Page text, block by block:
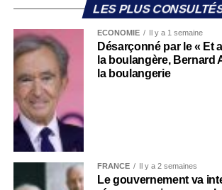
LES PLUS
ECONOMIE Il y a 1 semaine
Désarçonné par le « Et
la boulangère, Bernard
la boulangerie
FRANCE Il y a 2 semaines
Le gouvernement va